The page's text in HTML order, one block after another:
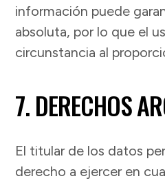
información puede
absoluta, por lo que el
circunstancia al
7. DERECHOS
El titular de los datos
derecho a ejercer en